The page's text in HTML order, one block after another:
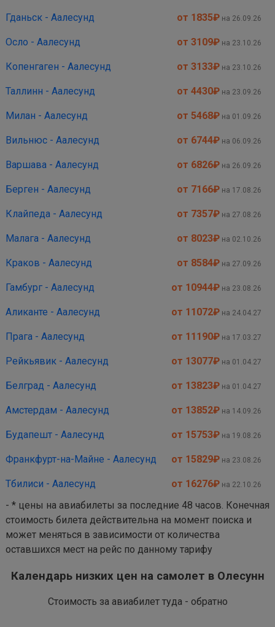
Гданьск - Аалесунд от 1835₽ на 26.09.26
Осло - Аалесунд от 3109₽ на 23.10.26
Копенгаген - Аалесунд от 3133₽ на 23.10.26
Таллинн - Аалесунд от 4430₽ на 23.09.26
Милан - Аалесунд от 5468₽ на 01.09.26
Вильнюс - Аалесунд от 6744₽ на 06.09.26
Варшава - Аалесунд от 6826₽ на 26.09.26
Берген - Аалесунд от 7166₽ на 17.08.26
Клайпеда - Аалесунд от 7357₽ на 27.08.26
Малага - Аалесунд от 8023₽ на 02.10.26
Краков - Аалесунд от 8584₽ на 27.09.26
Гамбург - Аалесунд от 10944₽ на 23.08.26
Аликанте - Аалесунд от 11072₽ на 24.04.27
Прага - Аалесунд от 11190₽ на 17.03.27
Рейкьявик - Аалесунд от 13077₽ на 01.04.27
Белград - Аалесунд от 13823₽ на 01.04.27
Амстердам - Аалесунд от 13852₽ на 14.09.26
Будапешт - Аалесунд от 15753₽ на 19.08.26
Франкфурт-на-Майне - Аалесунд от 15829₽ на 23.08.26
Тбилиси - Аалесунд от 16276₽ на 22.10.26
- * цены на авиабилеты за последние 48 часов. Конечная
стоимость билета действительна на момент поиска и
может меняться в зависимости от количества
оставшихся мест на рейс по данному тарифу
Календарь низких цен на самолет в Олесунн
Стоимость за авиабилет туда - обратно